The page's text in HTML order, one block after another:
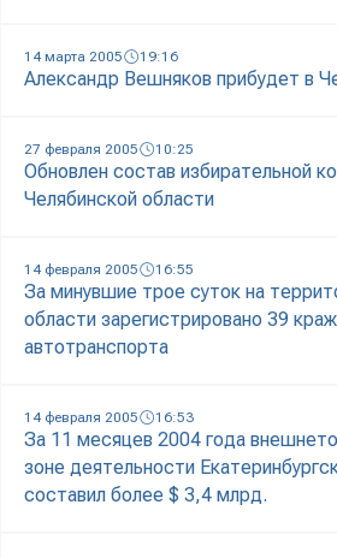
14 марта 2005 19:16
Александр Вешняков прибудет в
27 февраля 2005 10:25
Обновлен состав избирательной
Челябинской области
14 февраля 2005 16:55
За минувшие трое суток на
области зарегистрировано 39 краж
автотранспорта
14 февраля 2005 16:53
За 11 месяцев 2004 года
зоне деятельности
составил более $ 3,4 млрд.